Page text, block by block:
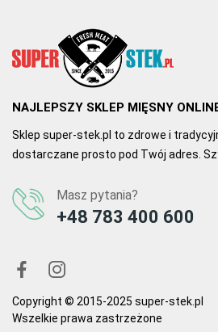
NAJLEPSZY SKLEP MIĘSNY
Sklep super-stek.pl to zdrowe i
dostarczane prosto pod Twój adres.
Masz pytania?
+48 783 400 600
Copyright © 2015-2025 super-stek.pl
Wszelkie prawa zastrzeżone